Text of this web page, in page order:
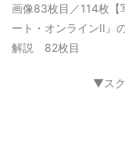
画像83枚目／114枚
ート・オンラインII』
解説 82枚目
▼ス